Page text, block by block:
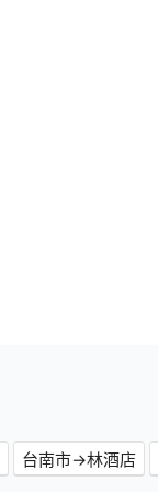
台南市→林酒店